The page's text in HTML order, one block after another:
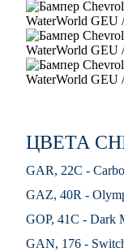
ЦВЕТА
GAR, 22C -
GAZ, 40R -
GOP, 41C - Dark
GAN, 176 -